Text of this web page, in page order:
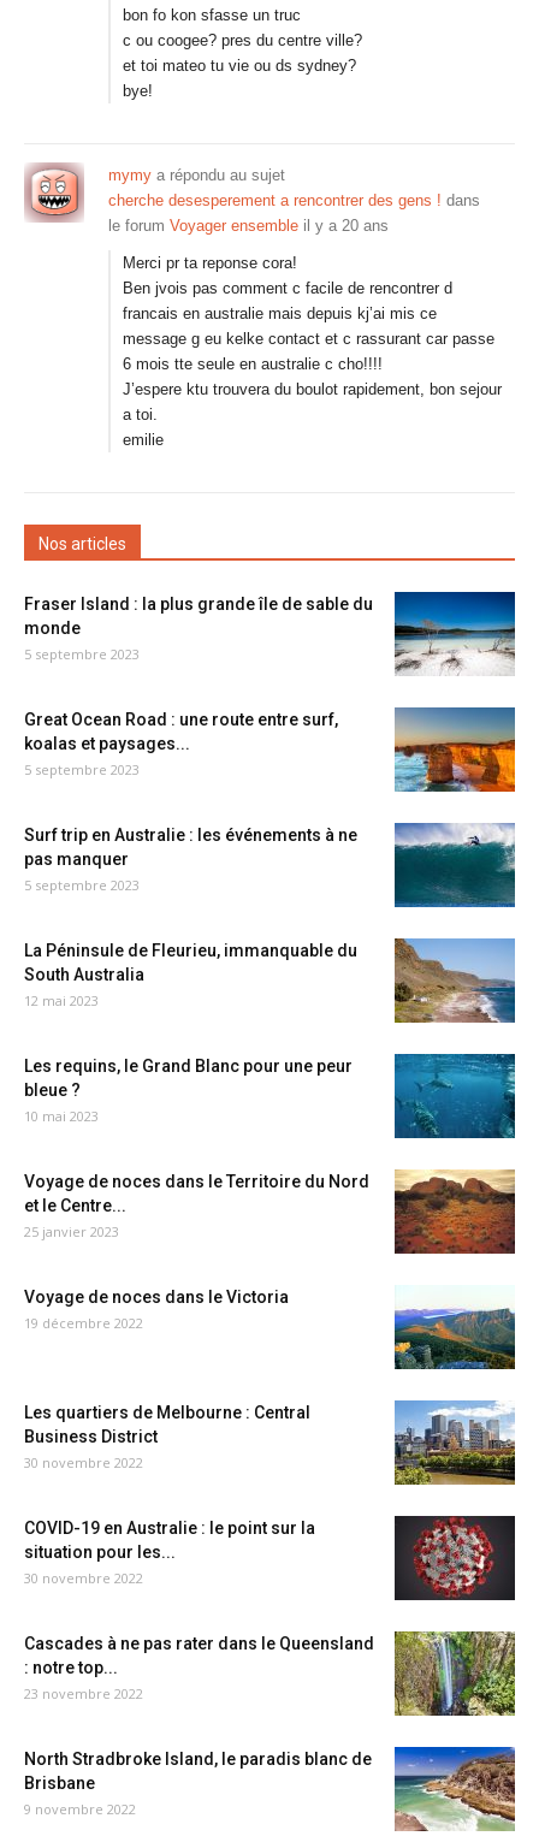
bon fo kon sfasse un truc
c ou coogee? pres du centre ville?
et toi mateo tu vie ou ds sydney?
bye!
mymy a répondu au sujet
cherche desesperement a rencontrer des gens ! dans
le forum Voyager ensemble il y a 20 ans
Merci pr ta reponse cora!
Ben jvois pas comment c facile de rencontrer d
francais en australie mais depuis kj’ai mis ce
message g eu kelke contact et c rassurant car passe
6 mois tte seule en australie c cho!!!!
J’espere ktu trouvera du boulot rapidement, bon sejour
a toi.
emilie
Nos articles
Fraser Island : la plus grande île de sable du
monde
5 septembre 2023
Great Ocean Road : une route entre surf,
koalas et paysages...
5 septembre 2023
Surf trip en Australie : les événements à ne
pas manquer
5 septembre 2023
La Péninsule de Fleurieu, immanquable du
South Australia
12 mai 2023
Les requins, le Grand Blanc pour une peur
bleue ?
10 mai 2023
Voyage de noces dans le Territoire du Nord
et le Centre...
25 janvier 2023
Voyage de noces dans le Victoria
19 décembre 2022
Les quartiers de Melbourne : Central
Business District
30 novembre 2022
COVID-19 en Australie : le point sur la
situation pour les...
30 novembre 2022
Cascades à ne pas rater dans le Queensland
: notre top...
23 novembre 2022
North Stradbroke Island, le paradis blanc de
Brisbane
9 novembre 2022